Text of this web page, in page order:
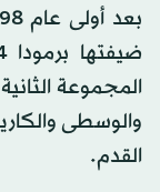
المجموعة
القدم.